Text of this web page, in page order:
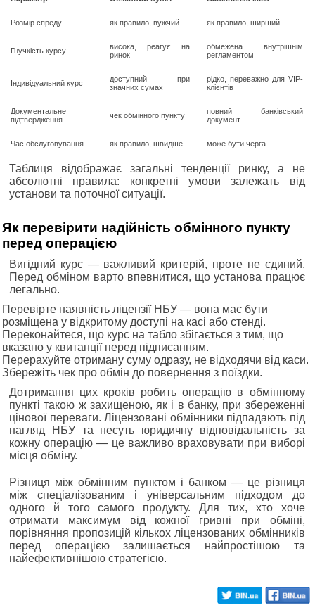
Розмір спреду як правило, вужчий як правило, ширший
Гнучкість курсу
висока, реагує на
ринок
обмежена внутрішнім
регламентом
Індивідуальний курс
доступний при
значних сумах
рідко, переважно для VIP-
клієнтів
Документальне
підтвердження
чек обмінного пункту
повний банківський
документ
Час обслуговування як правило, швидше може бути черга
Таблиця відображає загальні тенденції ринку, а не
абсолютні правила: конкретні умови залежать від
установи та поточної ситуації.
Як перевірити надійність обмінного пункту
перед операцією
Вигідний курс — важливий критерій, проте не єдиний.
Перед обміном варто впевнитися, що установа працює
легально.
Перевірте наявність ліцензії НБУ — вона має бути
розміщена у відкритому доступі на касі або стенді.
Переконайтеся, що курс на табло збігається з тим, що
вказано у квитанції перед підписанням.
Перерахуйте отриману суму одразу, не відходячи від каси.
Збережіть чек про обмін до повернення з поїздки.
Дотримання цих кроків робить операцію в обмінному
пункті такою ж захищеною, як і в банку, при збереженні
цінової переваги. Ліцензовані обмінники підпадають під
нагляд НБУ та несуть юридичну відповідальність за
кожну операцію — це важливо враховувати при виборі
місця обміну.
Різниця між обмінним пунктом і банком — це різниця
між спеціалізованим і універсальним підходом до
одного й того самого продукту. Для тих, хто хоче
отримати максимум від кожної гривні при обміні,
порівняння пропозицій кількох ліцензованих обмінників
перед операцією залишається найпростішою та
найефективнішою стратегією.